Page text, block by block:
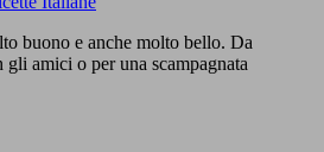
buono e anche molto bello. Da
gli amici o per una scampagnata